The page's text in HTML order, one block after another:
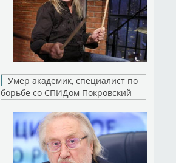
Умер академик, специалист по
борьбе со СПИДом Покровский